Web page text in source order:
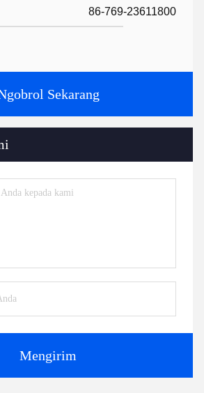
86-769-23611800
Sekarang
Mengirim